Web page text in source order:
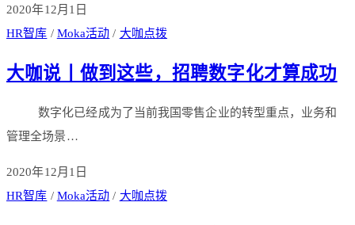
2020年12月1日
HR智库 / Moka活动 / 大咖点拨
大咖说丨做到这些，招聘数字化才算成功
数字化已经成为了当前我国零售企业的转型重点，业务和
管理全场景…
2020年12月1日
HR智库 / Moka活动 / 大咖点拨